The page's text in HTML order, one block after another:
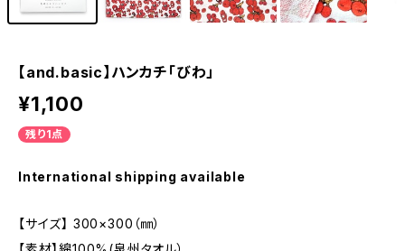
【and.basic】ハンカチ「びわ」
¥1,100
残り1点
International shipping available
【サイズ】 300×300（㎜）